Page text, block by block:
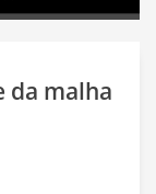
da malha